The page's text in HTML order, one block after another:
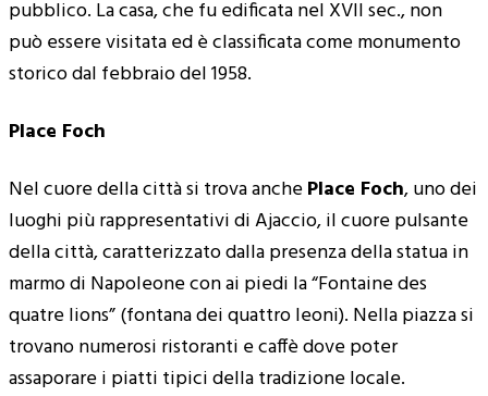
pubblico. La casa, che fu edificata nel XVII sec., non
può essere visitata ed è classificata come monumento
storico dal febbraio del 1958.
Place Foch
Nel cuore della città si trova anchePlace Foch, uno dei
luoghi più rappresentativi di Ajaccio, il cuore pulsante
della città, caratterizzato dalla presenza della statua in
marmo di Napoleone con ai piedi la “Fontaine des
quatre lions” (fontana dei quattro leoni). Nella piazza si
trovano numerosi ristoranti e caffè dove poter
assaporare i piatti tipici della tradizione locale.